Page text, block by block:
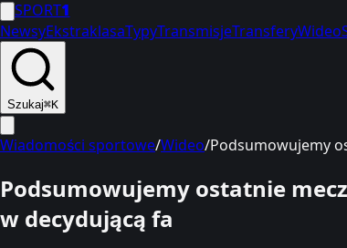
SPORT1
NewsyEkstraklasaTypyTransmisjeTransferyWideo
Szukaj⌘K
Wiadomości sportowe/Wideo/Podsumowujemy
Podsumowujemy ostatnie
w decydującą fa